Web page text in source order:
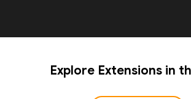
Explore Extensions in